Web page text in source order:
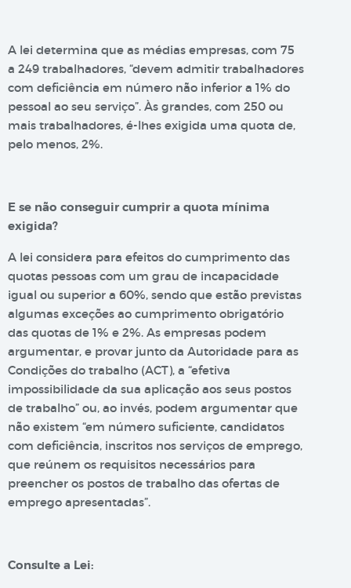
A lei determina que as médias empresas, com 75
a 249 trabalhadores, “devem admitir trabalhadores
com deficiência em número não inferior a 1% do
pessoal ao seu serviço”. Às grandes, com 250 ou
mais trabalhadores, é-lhes exigida uma quota de,
pelo menos, 2%.
E se não conseguir cumprir a quota mínima
exigida?
A lei considera para efeitos do cumprimento das
quotas pessoas com um grau de incapacidade
igual ou superior a 60%, sendo que estão previstas
algumas exceções ao cumprimento obrigatório
das quotas de 1% e 2%. As empresas podem
argumentar, e provar junto da Autoridade para as
Condições do trabalho (ACT), a “efetiva
impossibilidade da sua aplicação aos seus postos
de trabalho” ou, ao invés, podem argumentar que
não existem “em número suficiente, candidatos
com deficiência, inscritos nos serviços de emprego,
que reúnem os requisitos necessários para
preencher os postos de trabalho das ofertas de
emprego apresentadas”.
Consulte a Lei: